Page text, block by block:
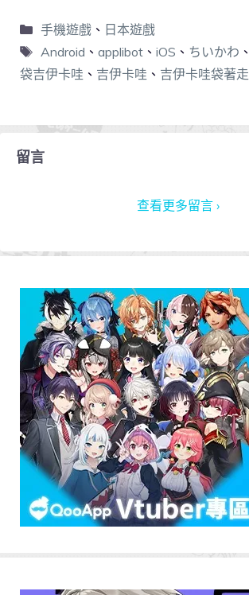
手機遊戲、 日本遊戲
Android 、 applibot、 iOS 、 ちいかわ 、
袋吉伊卡哇 、 吉伊卡哇 、 吉伊卡哇袋著走
留言
查看更多留言 ›